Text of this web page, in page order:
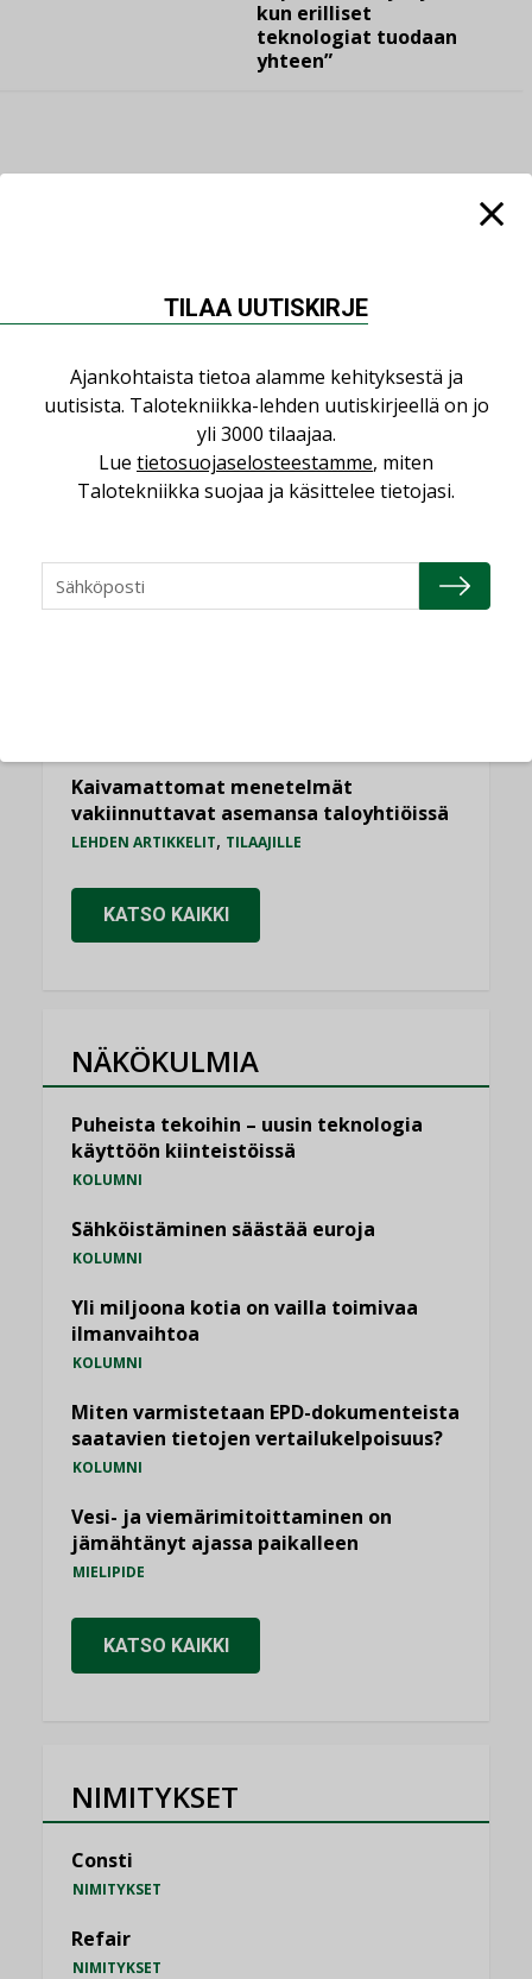
kun erilliset
teknologiat tuodaan
yhteen”
LEHDEN ARTIKKELIT
Jarno Hacklin Cervin yrityskaupasta:
”Asiakkaat hakevat kumppaneita, jotka
yhdistävät useita teknisiä osaamisalueita
saman katon alle”
Sähköistyminen kasvaa voimakkaasti:
”Tulevat kilpailuedut syntyvät, kun
Kaivamattomat menetelmät
vakiinnuttavat asemansa taloyhtiöissä
LEHDEN ARTIKKELIT, TILAAJILLE
KATSO KAIKKI
NÄKÖKULMIA
Puheista tekoihin – uusin teknologia
käyttöön kiinteistöissä
KOLUMNI
Sähköistäminen säästää euroja
KOLUMNI
Yli miljoona kotia on vailla toimivaa
ilmanvaihtoa
KOLUMNI
Miten varmistetaan EPD-dokumenteista
saatavien tietojen vertailukelpoisuus?
KOLUMNI
Vesi- ja viemärimitoittaminen on
jämähtänyt ajassa paikalleen
MIELIPIDE
KATSO KAIKKI
NIMITYKSET
Consti
NIMITYKSET
Refair
NIMITYKSET
TILAA UUTISKIRJE
Ajankohtaista tietoa alamme kehityksestä ja
uutisista. Talotekniikka-lehden uutiskirjeellä on jo
yli 3000 tilaajaa.
Lue tietosuojaselosteestamme, miten
Talotekniikka suojaa ja käsittelee tietojasi.